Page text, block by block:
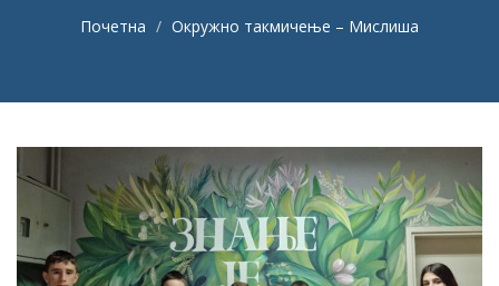
Почетна Окружно такмичење – Мислиша